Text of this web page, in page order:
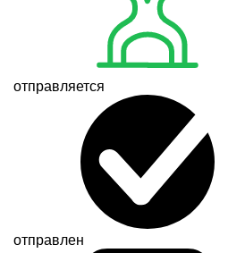
отправляется
отправлен